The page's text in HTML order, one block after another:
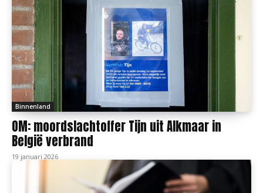
Binnenland
OM: moordslachtoffer Tijn uit Alkmaar in
België verbrand
19 januari 2026